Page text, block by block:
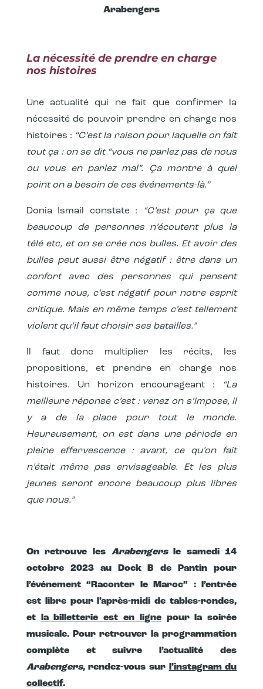
Arabengers
La nécessité de prendre en charge
nos histoires
Une actualité qui ne fait que confirmer la
nécessité de pouvoir prendre en charge nos
histoires : “C’est la raison pour laquelle on fait
tout ça : on se dit “vous ne parlez pas de nous
ou vous en parlez mal”. Ça montre à quel
point on a besoin de ces événements-là.”
Donia Ismail constate :
“C’est pour ça que
beaucoup de personnes n’écoutent plus la
télé etc, et on se crée nos bulles. Et avoir des
bulles peut aussi être négatif : être dans un
confort avec des personnes qui pensent
comme nous, c’est négatif pour notre esprit
critique. Mais en même temps c’est tellement
violent qu’il faut choisir ses batailles.”
Il faut donc multiplier les récits, les
propositions, et prendre en charge nos
histoires. Un horizon encourageant : “La
meilleure réponse c’est : venez on s’impose, il
y a de la place pour tout le monde.
Heureusement, on est dans une période en
pleine effervescence : avant, ce qu’on fait
n’était même pas envisageable. Et les plus
jeunes seront encore beaucoup plus libres
que nous.”
On retrouve les Arabengersle samedi 14
octobre 2023 au Dock B de Pantin pour
l’événement “Raconter le Maroc” : l’entrée
est libre pour l’après-midi de tables-rondes,
et
la billetterie est en lignepour la soirée
musicale. Pour retrouver la programmation
complète et suivre l’actualité des
Arabengers, rendez-vous sur
l’instagram du
collectif.